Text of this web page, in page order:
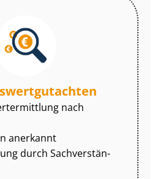
nach
anerkannt
durch Sach­ver­stän­